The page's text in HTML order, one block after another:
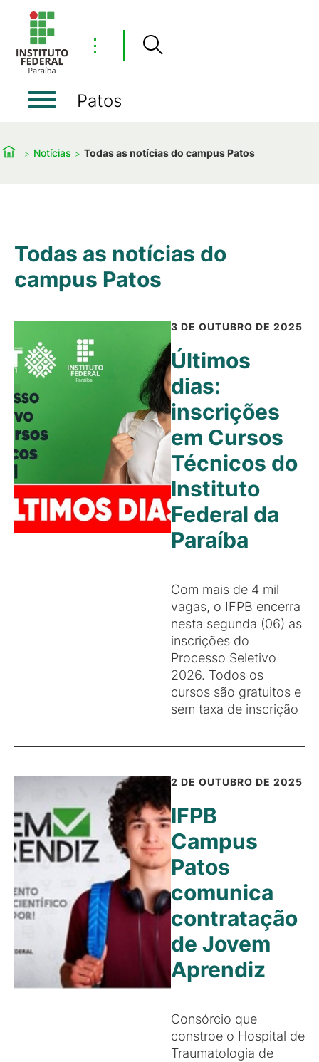
⋮
Patos
Notícias Todas as notícias do campus Patos
Todas as notícias do
campus Patos
3 DE OUTUBRO DE 2025
Últimos
dias:
inscrições
em Cursos
Técnicos do
Instituto
Federal da
Paraíba
Com mais de 4 mil
vagas, o IFPB encerra
nesta segunda (06) as
inscrições do
Processo Seletivo
2026. Todos os
cursos são gratuitos e
sem taxa de inscrição
2 DE OUTUBRO DE 2025
IFPB
Campus
Patos
comunica
contratação
de Jovem
Aprendiz
Consórcio que
constroe o Hospital de
Traumatologia de